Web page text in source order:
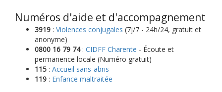
Numéros d'aide et d'accompagnement
3919 : Violences conjugales (7j/7 - 24h/24, gratuit et
anonyme)
0800 16 79 74: CIDFF Charente - Écoute et
permanence locale (Numéro gratuit)
115 : Accueil sans-abris
119 : Enfance maltraitée